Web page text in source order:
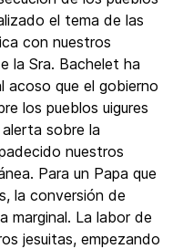
el tema de las
con nuestros
la Sra. Bachelet ha
acoso que el gobierno
los pueblos uigures
sobre la
nuestros
Para un Papa que
la conversión de
marginal. La labor de
jesuitas, empezando